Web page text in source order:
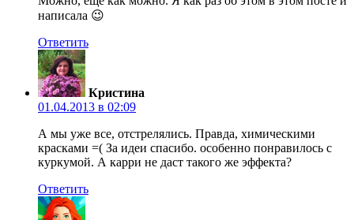
написала 😉
Ответить
Кристина
01.04.2013 в 02:09
А мы уже все, отстрелялись. Правда, химическими
красками =( За идеи спасибо. особенно понравилось с
куркумой. А карри не даст такого же эффекта?
Ответить